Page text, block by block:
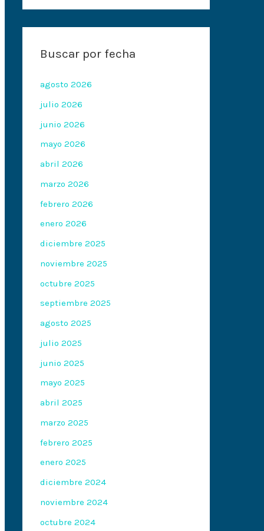
Buscar por fecha
agosto 2026
julio 2026
junio 2026
mayo 2026
abril 2026
marzo 2026
febrero 2026
enero 2026
diciembre 2025
noviembre 2025
octubre 2025
septiembre 2025
agosto 2025
julio 2025
junio 2025
mayo 2025
abril 2025
marzo 2025
febrero 2025
enero 2025
diciembre 2024
noviembre 2024
octubre 2024